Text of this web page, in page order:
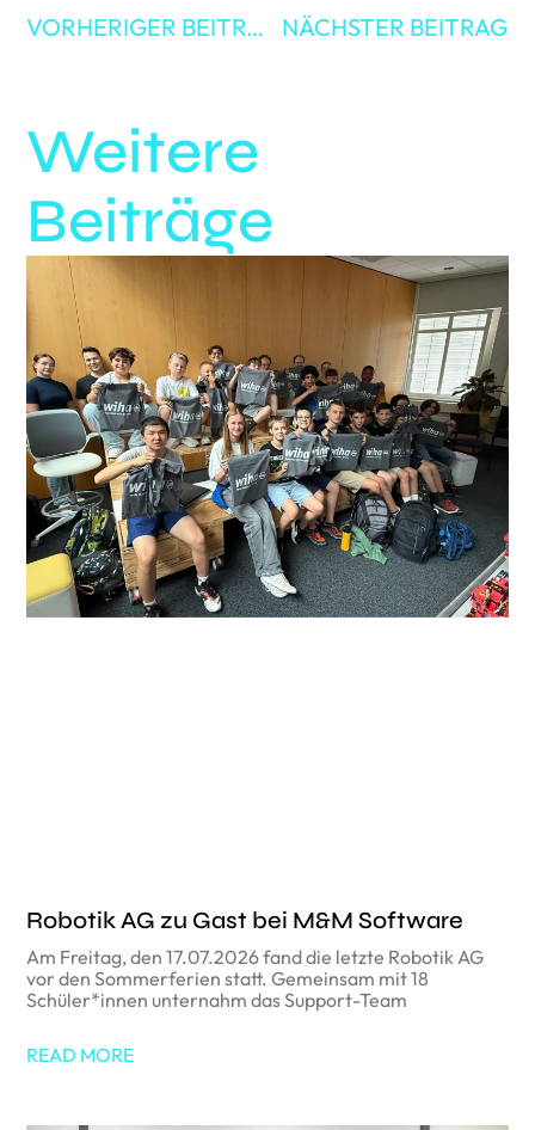
VORHERIGER BEITRAG NÄCHSTER BEITRAG
Weitere
Beiträge
Robotik AG zu Gast bei M&M Software
Am Freitag, den 17.07.2026 fand die letzte Robotik AG
vor den Sommerferien statt. Gemeinsam mit 18
Schüler*innen unternahm das Support-Team
READ MORE